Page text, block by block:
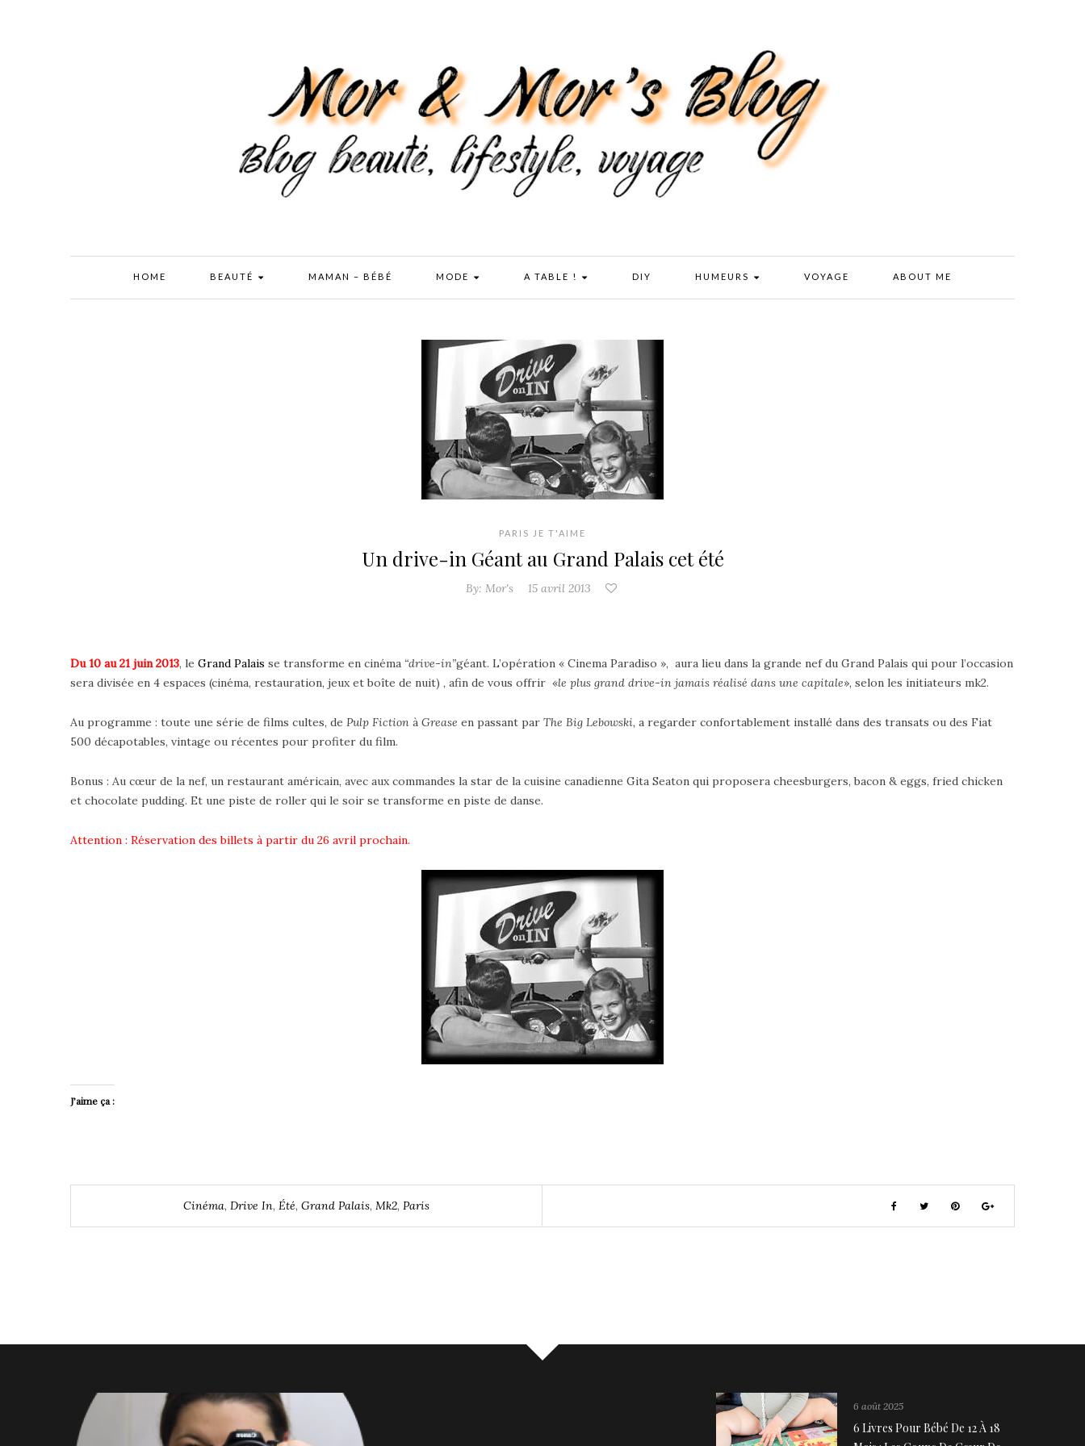
HOME BEAUTÉ MAMAN – BÉBÉ MODE A TABLE ! DIY HUMEURS VOYAGE ABOUT ME
PARIS JE T'AIME
Un drive-in Géant au Grand Palais cet été
By: Mor's 15 avril 2013
Du 10 au 21 juin 2013, le Grand Palais se transforme en cinéma “drive-in”géant. L’opération « Cinema Paradiso », aura lieu dans la grande nef du Grand Palais qui pour l’occasion
sera divisée en 4 espaces (cinéma, restauration, jeux et boîte de nuit) , afin de vous offrir «le plus grand drive-in jamais réalisé dans une capitale», selon les initiateurs mk2.
Au programme : toute une série de films cultes, de Pulp Fiction à Grease en passant par The Big Lebowski, a regarder confortablement installé dans des transats ou des Fiat
500 décapotables, vintage ou récentes pour profiter du film.
Bonus : Au cœur de la nef, un restaurant américain, avec aux commandes la star de la cuisine canadienne Gita Seaton qui proposera cheesburgers, bacon & eggs, fried chicken
et chocolate pudding. Et une piste de roller qui le soir se transforme en piste de danse.
Attention : Réservation des billets à partir du 26 avril prochain.
J’aime ça :
Cinéma, Drive In, Été, Grand Palais, Mk2, Paris
6 août 2025
6 Livres Pour Bébé De 12 À 18